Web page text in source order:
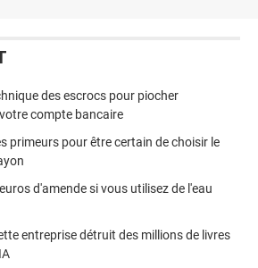
des escrocs pour piocher
compte bancaire
primeurs pour être certain de choisir le
d'amende si vous utilisez de l'eau
entreprise détruit des millions de livres